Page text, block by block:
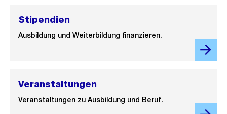
Stipendien
Ausbildung und Weiterbildung finanzieren.
Veranstaltungen
Veranstaltungen zu Ausbildung und Beruf.